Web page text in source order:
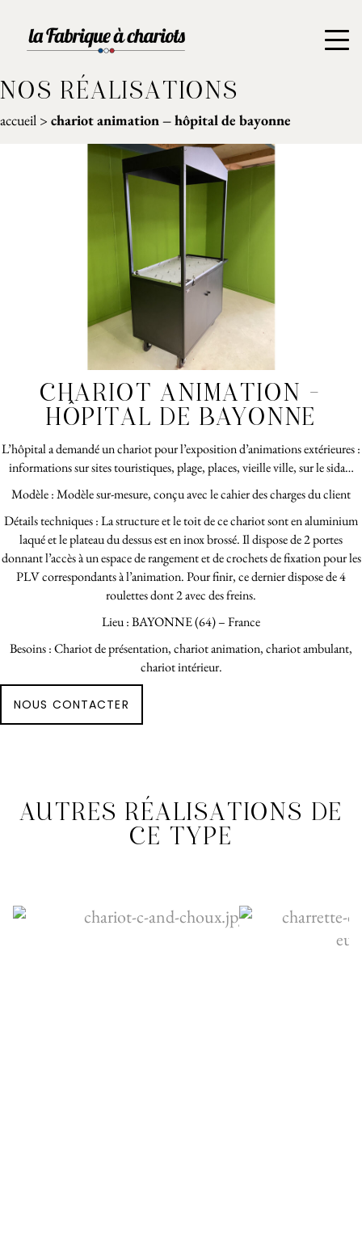
NOS RÉALISATIONS
accueil > chariot animation – hôpital de bayonne
CHARIOT ANIMATION –
HÔPITAL DE BAYONNE
L’hôpital a demandé un chariot pour l’exposition d’animations extérieures :
informations sur sites touristiques, plage, places, vieille ville, sur le sida…
Modèle : Modèle sur-mesure, conçu avec le cahier des charges du client
Détails techniques : La structure et le toit de ce chariot sont en aluminium
laqué et le plateau du dessus est en inox brossé. Il dispose de 2 portes
donnant l’accès à un espace de rangement et de crochets de fixation pour les
PLV correspondants à l’animation. Pour finir, ce dernier dispose de 4
roulettes dont 2 avec des freins.
Lieu : BAYONNE (64) – France
Besoins : Chariot de présentation, chariot animation, chariot ambulant,
chariot intérieur.
NOUS CONTACTER
AUTRES RÉALISATIONS DE
CE TYPE